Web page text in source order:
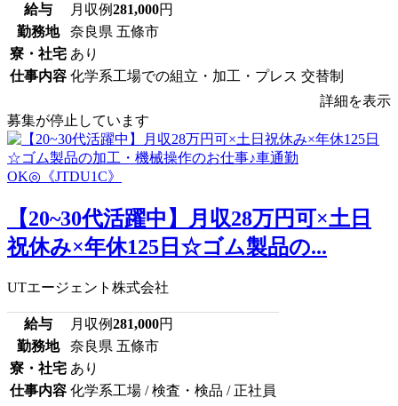
給与 月収例281,000円
勤務地
奈良県 五條市
寮・社宅 あり
仕事内容 化学系工場での組立・加工・プレス 交替制
詳細を表示
募集が停止しています
【20~30代活躍中】月収28万円可×土日
祝休み×年休125日☆ゴム製品の...
UTエージェント株式会社
給与 月収例281,000円
勤務地
奈良県 五條市
寮・社宅 あり
仕事内容 化学系工場 / 検査・検品 / 正社員